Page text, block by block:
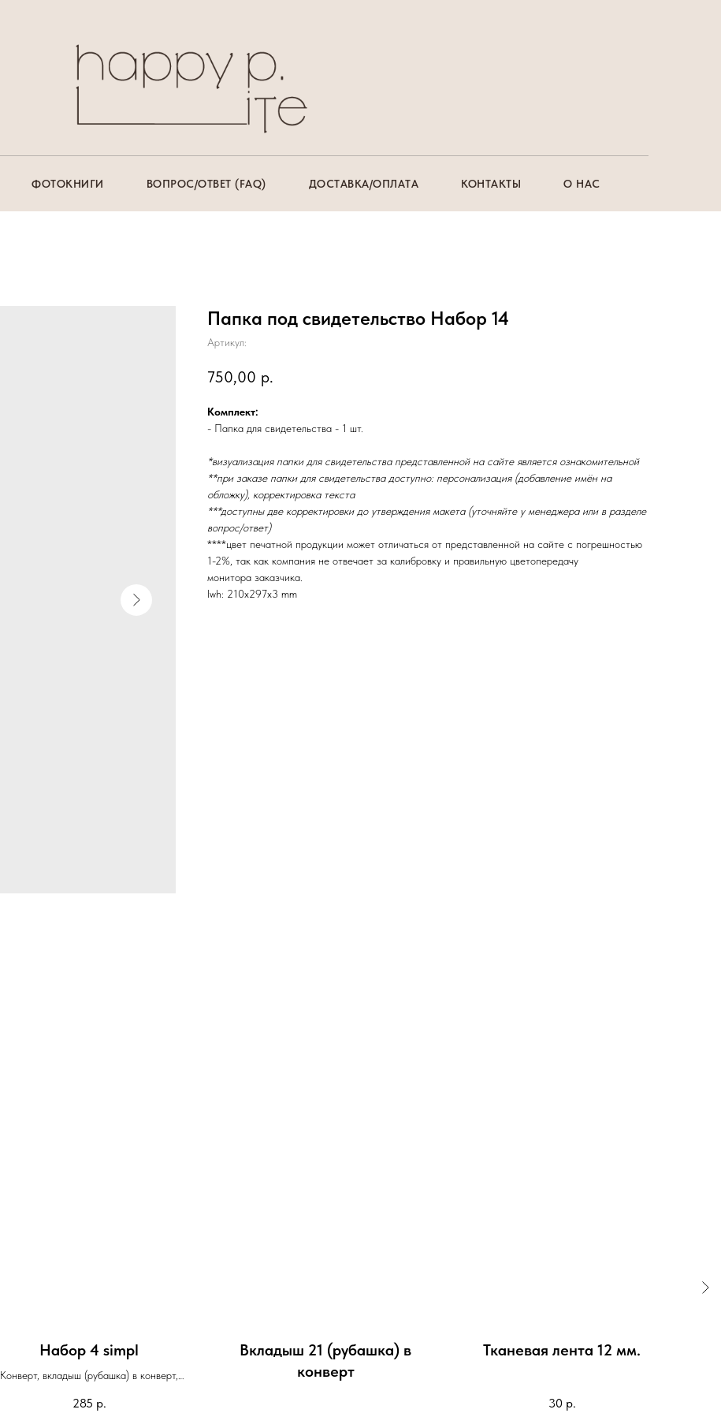
ФОТОКНИГИ ВОПРОС/ОТВЕТ (FAQ) ДОСТАВКА/ОПЛАТА КОНТАКТЫ О НАС
Папка под свидетельство Набор 14
Артикул:
750,00 р.
Комплект:
- Папка для свидетельства - 1 шт.
*визуализация папки для свидетельства представленной на сайте является ознакомительной
**при заказе папки для свидетельства доступно: персонализация (добавление имён на
обложку), корректировка текста
***доступны две корректировки до утверждения макета (уточняйте у менеджера или в разделе
вопрос/ответ)
****цвет печатной продукции может отличаться от представленной на сайте с погрешностью
1-2%, так как компания не отвечает за калибровку и правильную цветопередачу
монитора заказчика.
lwh: 210x297x3 mm
Набор 4 simpl
Конверт, вкладыш (рубашка) в конверт,
285 р.
Вкладыш 21 (рубашка) в
конверт
Тканевая лента 12 мм.
30 р.